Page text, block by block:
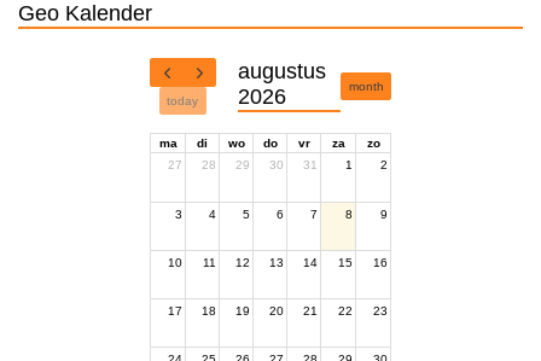
Geo Kalender
today
augustus
2026
month
ma di wo do vr za
zo
27
28 29 30 31 1 2
3 4 5 6 7 8 9
10 11 12 13 14 15 16
17 18 19 20 21 22 23